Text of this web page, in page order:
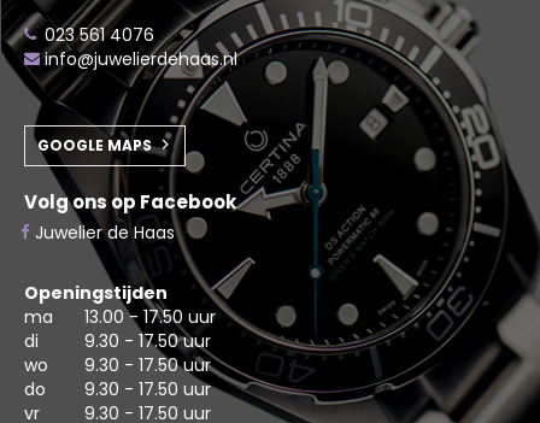
023 561 4076
info@juwelierdehaas.nl
GOOGLE MAPS
Volg ons op Facebook
Juwelier de Haas
Openingstijden
ma
13.00 - 17.50 uur
di
9.30 - 17.50 uur
wo
9.30 - 17.50 uur
do
9.30 - 17.50 uur
vr
9.30 - 17.50 uur